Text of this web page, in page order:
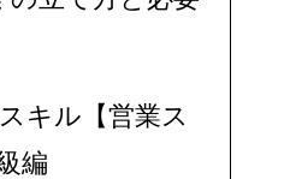
キル【営業ス
編